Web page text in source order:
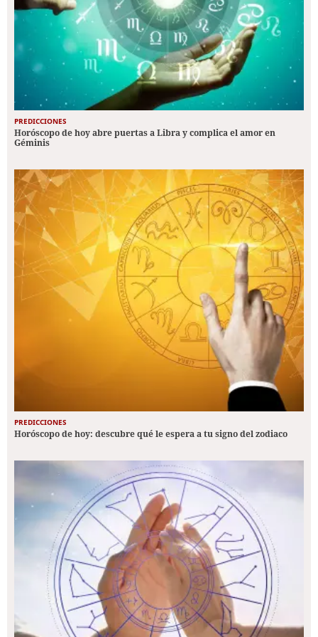
PREDICCIONES
Horóscopo de hoy abre puertas a Libra y complica el amor en
Géminis
PREDICCIONES
Horóscopo de hoy: descubre qué le espera a tu signo del zodiaco